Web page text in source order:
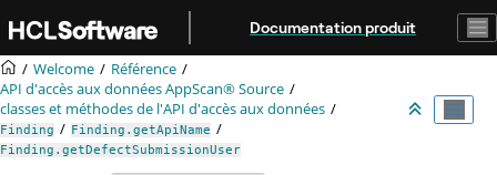
Aller au contenu principal
Documentation produit
Welcome
Référence
API d'accès aux donnéesAppScan® Source
classes et méthodes de l'API d'accès aux données
Finding
Finding.getApiName
Finding.getDefectSubmissionUser